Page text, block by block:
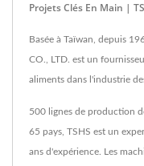
Projets Clés En Main |
Basée à Taïwan, depuis
CO., LTD. est un
aliments dans l'industrie
500 lignes de production
65 pays, TSHS est un
ans d'expérience. Les